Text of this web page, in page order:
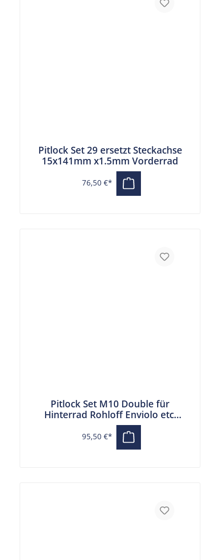
Pitlock Set 29 ersetzt Steckachse
15x141mm x1.5mm Vorderrad
76,50 €*
Pitlock Set M10 Double für
Hinterrad Rohloff Enviolo etc.
schwarz
95,50 €*